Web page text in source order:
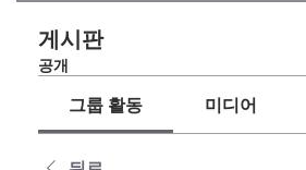
게시판
공개
그룹 활동 미디어